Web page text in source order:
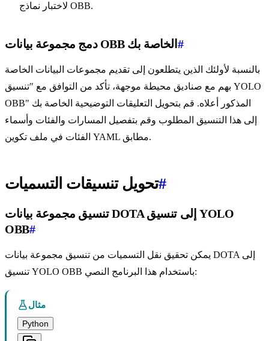
لاختبار نماذج OBB.
دمج مجموعة بيانات OBB الخاصة بك #
بالنسبة لأولئك الذين يتطلعون إلى تقديم مجموعات البيانات الخاصة
بهم مع صناديق محيطة موجهة، تأكد من التوافق مع "تنسيق YOLO
OBB" المذكور أعلاه. قم بتحويل التعليقات التوضيحية الخاصة بك
إلى هذا التنسيق المطلوب وقم بتفصيل المسارات والفئات وأسماء
الفئات في ملف تكوين YAML مطابق.
تحويل تنسيقات التسميات#
تنسيق مجموعة بيانات DOTA إلى تنسيق YOLO
OBB#
يمكن تحقيق نقل التسميات من تنسيق مجموعة بيانات DOTA إلى
تنسيق YOLO OBB باستخدام هذا البرنامج النصي:
مثال
Python